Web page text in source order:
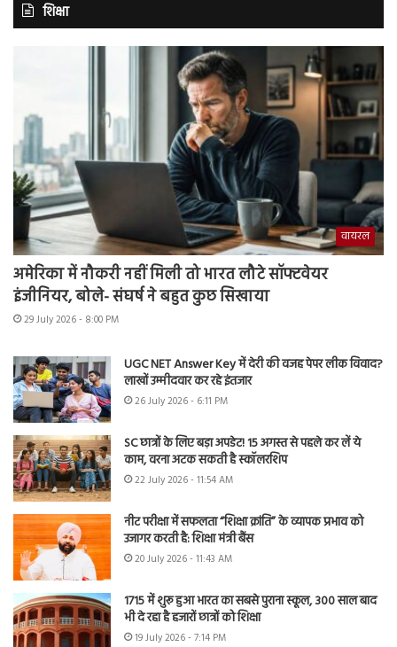
शिक्षा
वायरल
अमेरिका में नौकरी नहीं मिली तो भारत लौटे सॉफ्टवेयर
इंजीनियर, बोले- संघर्ष ने बहुत कुछ सिखाया
29 July 2026 - 8:00 PM
UGC NET Answer Key में देरी की वजह पेपर लीक विवाद?
लाखों उम्मीदवार कर रहे इंतजार
26 July 2026 - 6:11 PM
SC छात्रों के लिए बड़ा अपडेट! 15 अगस्त से पहले कर लें ये
काम, वरना अटक सकती है स्कॉलरशिप
22 July 2026 - 11:54 AM
नीट परीक्षा में सफलता “शिक्षा क्रांति” के व्यापक प्रभाव को
उजागर करती है: शिक्षा मंत्री बैंस
20 July 2026 - 11:43 AM
1715 में शुरू हुआ भारत का सबसे पुराना स्कूल, 300 साल बाद
भी दे रहा है हजारों छात्रों को शिक्षा
19 July 2026 - 7:14 PM